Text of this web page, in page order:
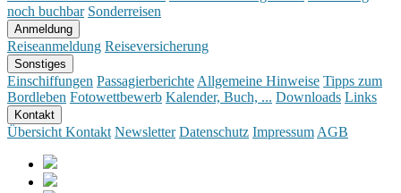
noch buchbar Sonderreisen
Anmeldung
Reiseanmeldung Reiseversicherung
Sonstiges
Einschiffungen Passagierberichte Allgemeine Hinweise Tipps zum
Bordleben Fotowettbewerb Kalender, Buch, ... Downloads Links
Kontakt
Übersicht Kontakt Newsletter Datenschutz Impressum AGB